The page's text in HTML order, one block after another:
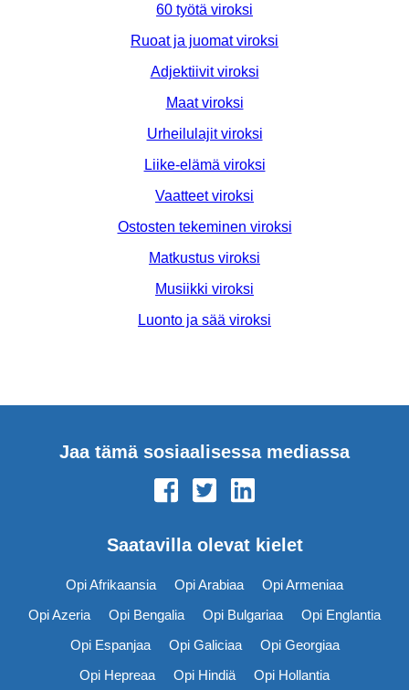
60 työtä viroksi
Ruoat ja juomat viroksi
Adjektiivit viroksi
Maat viroksi
Urheilulajit viroksi
Liike-elämä viroksi
Vaatteet viroksi
Ostosten tekeminen viroksi
Matkustus viroksi
Musiikki viroksi
Luonto ja sää viroksi
Jaa tämä sosiaalisessa mediassa
Saatavilla olevat kielet
Opi Afrikaansia Opi Arabiaa
Opi Armeniaa
Opi Azeria
Opi Bengalia Opi Bulgariaa
Opi Englantia
Opi Espanjaa
Opi Galiciaa
Opi Georgiaa
Opi Hepreaa
Opi Hindiä
Opi Hollantia